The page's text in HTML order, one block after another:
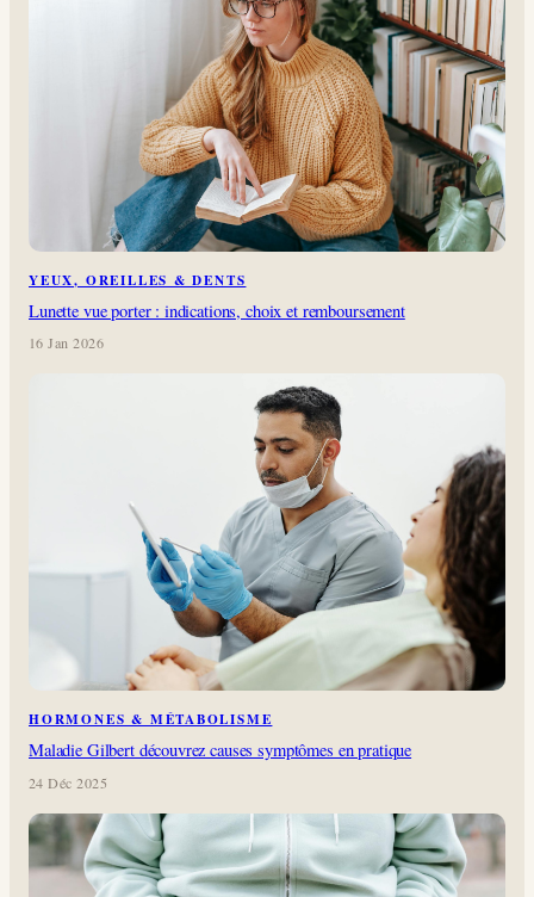
YEUX, OREILLES & DENTS
Lunette vue porter : indications, choix et remboursement
16 Jan 2026
HORMONES & MÉTABOLISME
Maladie Gilbert découvrez causes symptômes en pratique
24 Déc 2025